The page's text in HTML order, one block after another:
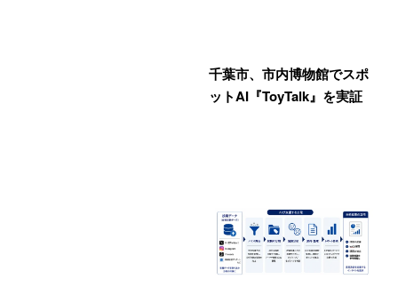
千葉市、市内博物館でスポ
ットAI『ToyTalk』を実証